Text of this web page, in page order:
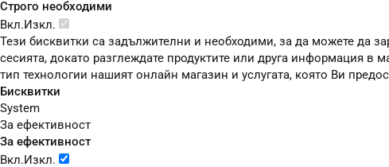
Строго необходими
Вкл.Изкл.
Тези бисквитки са задължителни и необходими, за да можете да
сесията, докато разглеждате продуктите или друга информация в
тип технологии нашият онлайн магазин и услугата, която Ви
Бисквитки
System
За ефективност
За ефективност
Вкл.Изкл.